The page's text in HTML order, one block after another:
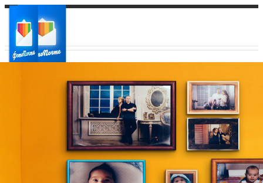
Ваш регион доставки
Выберите из списка: